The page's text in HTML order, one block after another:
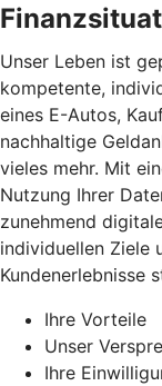
Unser Leben ist
kompetente,
eines E-Autos,
nachhaltige
vieles mehr. Mit
Nutzung Ihrer
zunehmend
individuellen Ziele
Kundenerlebnisse
Ihre Vorteile
Unser
Ihre